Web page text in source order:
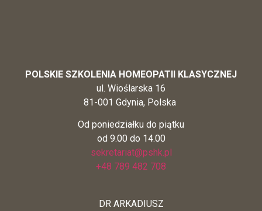
POLSKIE SZKOLENIA HOMEOPATII KLASYCZNEJ
ul. Wioślarska 16
81-001 Gdynia, Polska
Od poniedziałku do piątku
od 9.00 do 14.00
sekretariat@pshk.pl
+48 789 482 708
DR ARKADIUSZ